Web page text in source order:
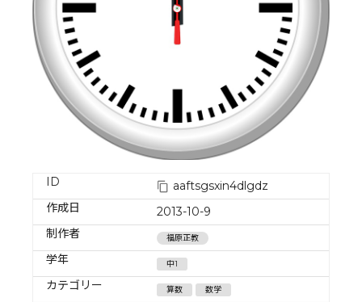
ID
aaftsgsxin4dlgdz
作成日
2013-10-9
制作者
福原正教
学年 中1
カテゴリー 算数 数学